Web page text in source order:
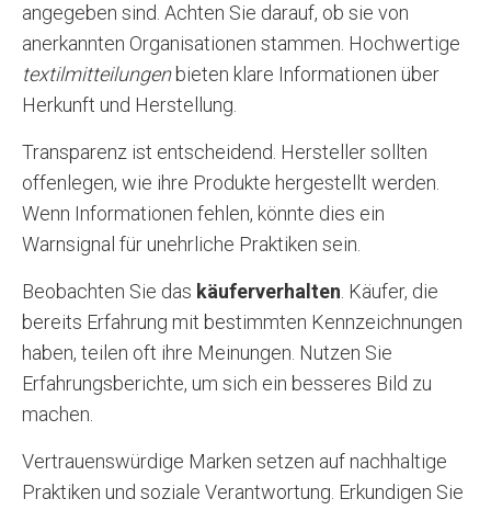
angegeben sind. Achten Sie darauf, ob sie von
anerkannten Organisationen stammen. Hochwertige
textilmitteilungenbieten klare Informationen über
Herkunft und Herstellung.
Transparenz ist entscheidend. Hersteller sollten
offenlegen, wie ihre Produkte hergestellt werden.
Wenn Informationen fehlen, könnte dies ein
Warnsignal für unehrliche Praktiken sein.
Beobachten Sie das käuferverhalten . Käufer, die
bereits Erfahrung mit bestimmten Kennzeichnungen
haben, teilen oft ihre Meinungen. Nutzen Sie
Erfahrungsberichte, um sich ein besseres Bild zu
machen.
Vertrauenswürdige Marken setzen auf nachhaltige
Praktiken und soziale Verantwortung. Erkundigen Sie